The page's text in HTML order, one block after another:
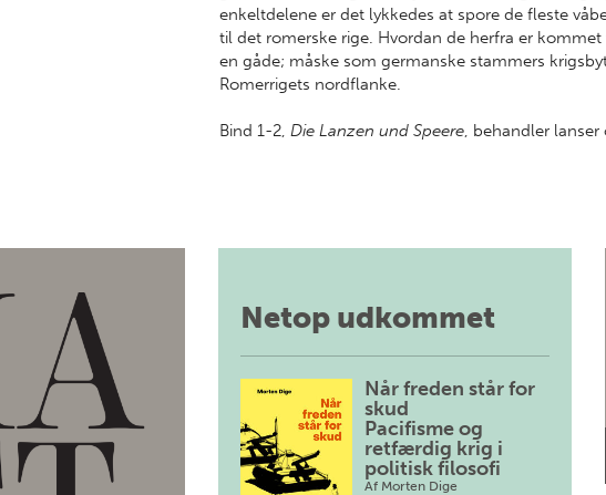
enkeltdelene er det lykkedes at spore de fleste
til det romerske rige. Hvordan de herfra er
en gåde; måske som germanske stammers
Romerrigets nordflanke.
Bind 1-2,Die Lanzen und Speere, behandler lanser
Netop udkommet
Når freden står for
skud
Pacifisme og
retfærdig krig i
politisk filosofi
Af Morten Dige